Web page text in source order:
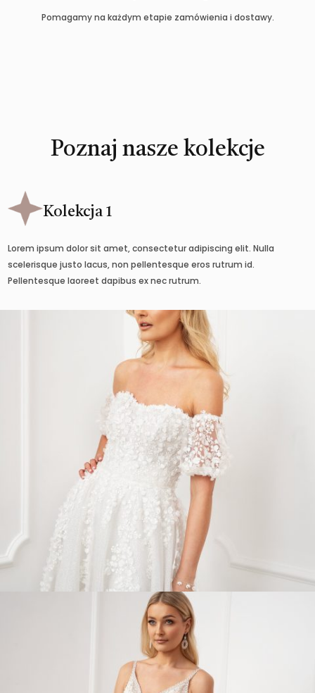
Pomagamy na każdym etapie zamówienia i dostawy.
Poznaj nasze kolekcje
Kolekcja 1
Lorem ipsum dolor sit amet, consectetur adipiscing elit. Nulla
scelerisque justo lacus, non pellentesque eros rutrum id.
Pellentesque laoreet dapibus ex nec rutrum.